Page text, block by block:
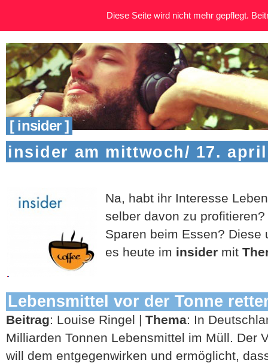
[ insider ]
insider am mittwoch/ 17. april
Na, habt ihr Interesse
selber davon zu
Sparen beim Essen? Diese
es heute im insider mit
Lebensmittel vor der Tonne
Beitrag: Louise Ringel | Thema: In
Milliarden Tonnen Lebensmittel im Müll. Der
will dem entgegenwirken und ermöglicht,
Diese Seite wird nicht mehr gepflegt.